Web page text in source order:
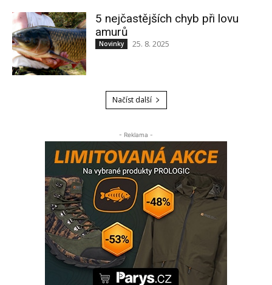
5 nejčastějších chyb při lovu
amurů
Novinky 25. 8. 2025
Načíst další
- Reklama -